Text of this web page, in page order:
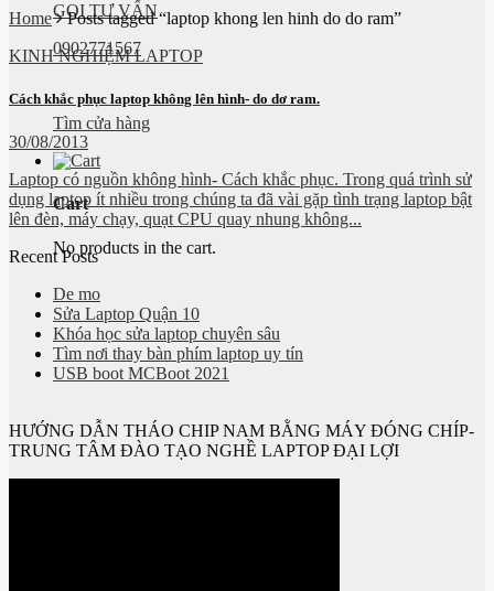
GỌI TƯ VẤN
0902771567
Tìm cửa hàng
Cart
No products in the cart.
Home Posts tagged “laptop khong len hinh do do ram”
KINH NGHIỆM LAPTOP
Cách khắc phục laptop không lên hình- do dơ ram.
30/08/2013
Laptop có nguồn không hình- Cách khắc phục. Trong quá trình sử
dụng laptop ít nhiều trong chúng ta đã vài gặp tình trạng laptop bật
lên đèn, máy chạy, quạt CPU quay nhung không...
Recent Posts
De mo
Sửa Laptop Quận 10
Khóa học sửa laptop chuyên sâu
Tìm nơi thay bàn phím laptop uy tín
USB boot MCBoot 2021
HƯỚNG DẪN THÁO CHIP NAM BẰNG MÁY ĐÓNG CHÍP-
TRUNG TÂM ĐÀO TẠO NGHỀ LAPTOP ĐẠI LỢI